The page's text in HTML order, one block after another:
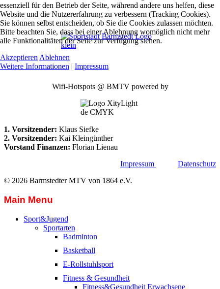
Wifi-Hotspots @ BMTV powered by
1. Vorsitzender: Klaus Siefke
2. Vorsitzender: Kai Kleingünther
Vorstand Finanzen: Florian Lienau
Impressum
Datenschutz
© 2026 Barmstedter MTV von 1864 e.V.
Main Menu
Sport&Jugend
Sportarten
Badminton
Basketball
E-Rollstuhlsport
Fitness & Gesundheit
Fitness&Gesundheit Erwachsene
essenziell für den Betrieb der Seite, während andere uns helfen, diese
Website und die Nutzererfahrung zu verbessern (Tracking Cookies).
Sie können selbst entscheiden, ob Sie die Cookies zulassen möchten.
Bitte beachten Sie, dass bei einer Ablehnung womöglich nicht mehr
alle Funktionalitäten der Seite zur Verfügung stehen.
Akzeptieren Ablehnen
Weitere Informationen | Impressum